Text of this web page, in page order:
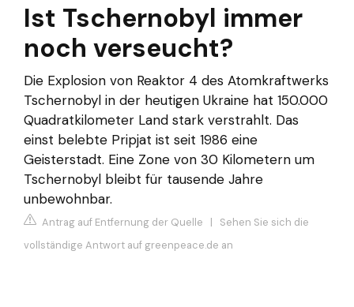
Ist Tschernobyl immer
noch verseucht?
Die Explosion von Reaktor 4 des Atomkraftwerks
Tschernobyl in der heutigen Ukraine hat 150.000
Quadratkilometer Land stark verstrahlt. Das
einst belebte Pripjat ist seit 1986 eine
Geisterstadt. Eine Zone von 30 Kilometern um
Tschernobyl bleibt für tausende Jahre
unbewohnbar.
Antrag auf Entfernung der Quelle | Sehen Sie sich die
vollständige Antwort auf greenpeace.de an